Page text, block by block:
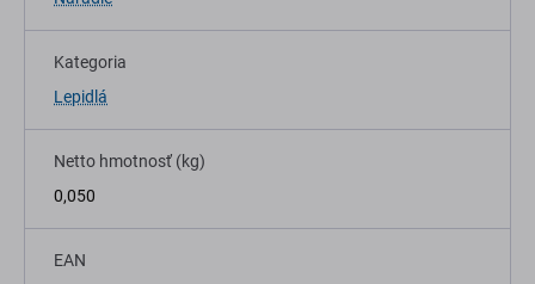
Kategoria
Lepidlá
Netto hmotnosť (kg)
0,050
EAN